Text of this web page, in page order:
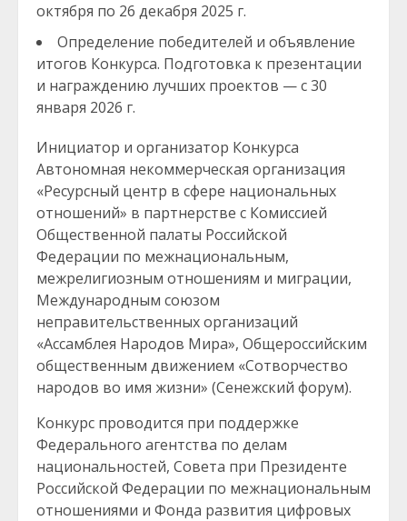
октября по 26 декабря 2025 г.
Определение победителей и объявление
итогов Конкурса. Подготовка к презентации
и награждению лучших проектов — с 30
января 2026 г.
Инициатор и организатор Конкурса
Автономная некоммерческая организация
«Ресурсный центр в сфере национальных
отношений» в партнерстве с Комиссией
Общественной палаты Российской
Федерации по межнациональным,
межрелигиозным отношениям и миграции,
Международным союзом
неправительственных организаций
«Ассамблея Народов Мира», Общероссийским
общественным движением «Сотворчество
народов во имя жизни» (Сенежский форум).
Конкурс проводится при поддержке
Федерального агентства по делам
национальностей, Совета при Президенте
Российской Федерации по межнациональным
отношениями и Фонда развития цифровых